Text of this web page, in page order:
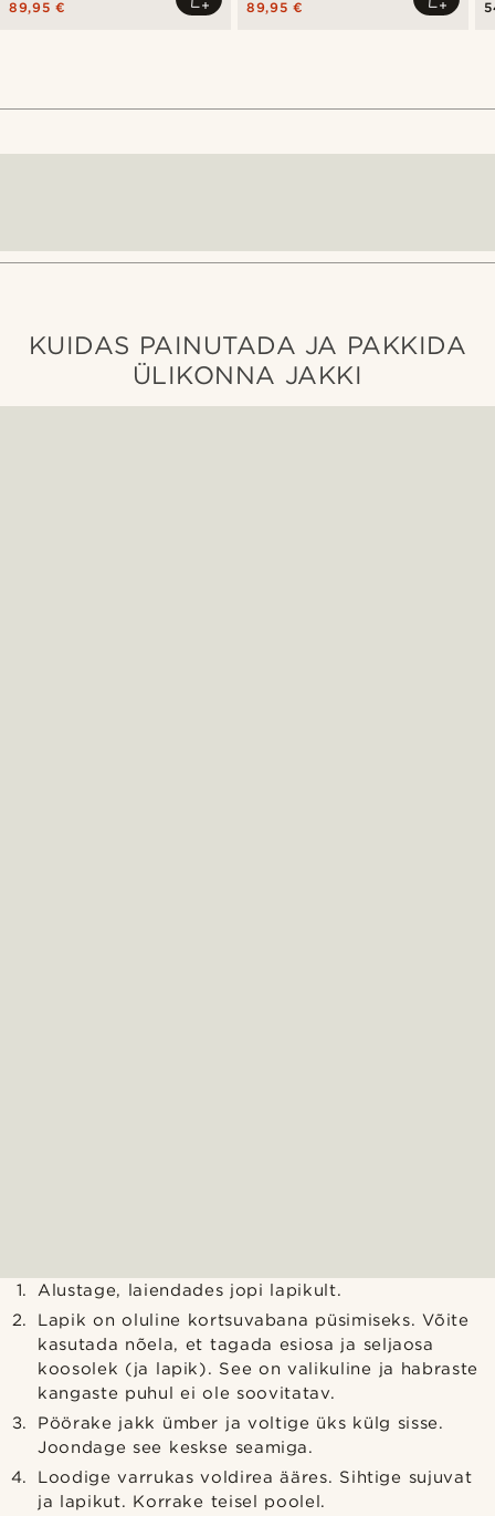
89,95 € 89,95 €
KUIDAS PAINUTADA JA PAKKIDA
ÜLIKONNA JAKKI
Alustage, laiendades jopi lapikult.
Lapik on oluline kortsuvabana püsimiseks. Võite
kasutada nõela, et tagada esiosa ja seljaosa
koosolek (ja lapik). See on valikuline ja habraste
kangaste puhul ei ole soovitatav.
Pöörake jakk ümber ja voltige üks külg sisse.
Joondage see keskse seamiga.
Loodige varrukas voldirea ääres. Sihtige sujuvat
ja lapikut. Korrake teisel poolel.